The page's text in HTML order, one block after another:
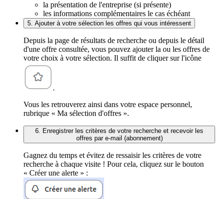
la présentation de l'entreprise (si présente)
les informations complémentaires le cas échéant
5. Ajouter à votre sélection les offres qui vous intéressent
Depuis la page de résultats de recherche ou depuis le détail
d'une offre consultée, vous pouvez ajouter la ou les offres de
votre choix à votre sélection. Il suffit de cliquer sur l'icône
.
Vous les retrouverez ainsi dans votre espace personnel,
rubrique « Ma sélection d'offres ».
6. Enregistrer les critères de votre recherche et recevoir les
offres par e-mail (abonnement)
Gagnez du temps et évitez de ressaisir les critères de votre
recherche à chaque visite ! Pour cela, cliquez sur le bouton
« Créer une alerte » :